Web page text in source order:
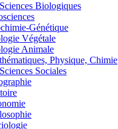
Biologiques
Génétique
Végétale
Animale
Physique, Chimie
Sociales